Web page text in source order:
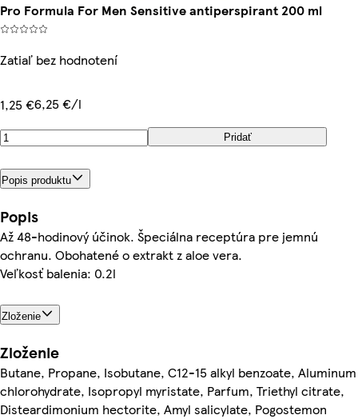
Pro Formula For Men Sensitive antiperspirant 200 ml
Zatiaľ bez hodnotení
1,25 €6,25 €/l
Pridať
Popis produktu
Popis
Až 48-hodinový účinok. Špeciálna receptúra pre jemnú
ochranu. Obohatené o extrakt z aloe vera.
Veľkosť balenia: 0.2l
Zloženie
Zloženie
Butane, Propane, Isobutane, C12-15 alkyl benzoate, Aluminum
chlorohydrate, Isopropyl myristate, Parfum, Triethyl citrate,
Disteardimonium hectorite, Amyl salicylate, Pogostemon